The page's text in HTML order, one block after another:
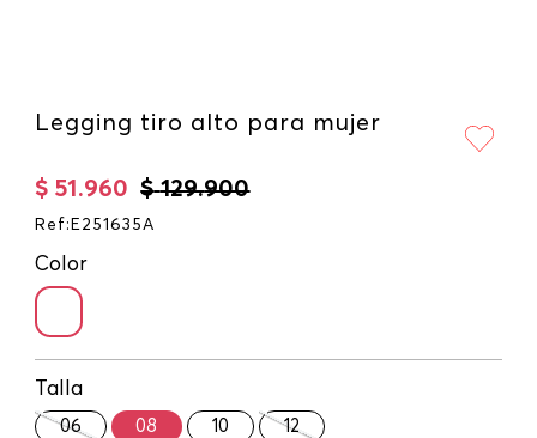
Legging tiro alto para mujer
$ 129.900
$ 51 .960
Ref : E251635A
Color
Talla
06 08 10 12